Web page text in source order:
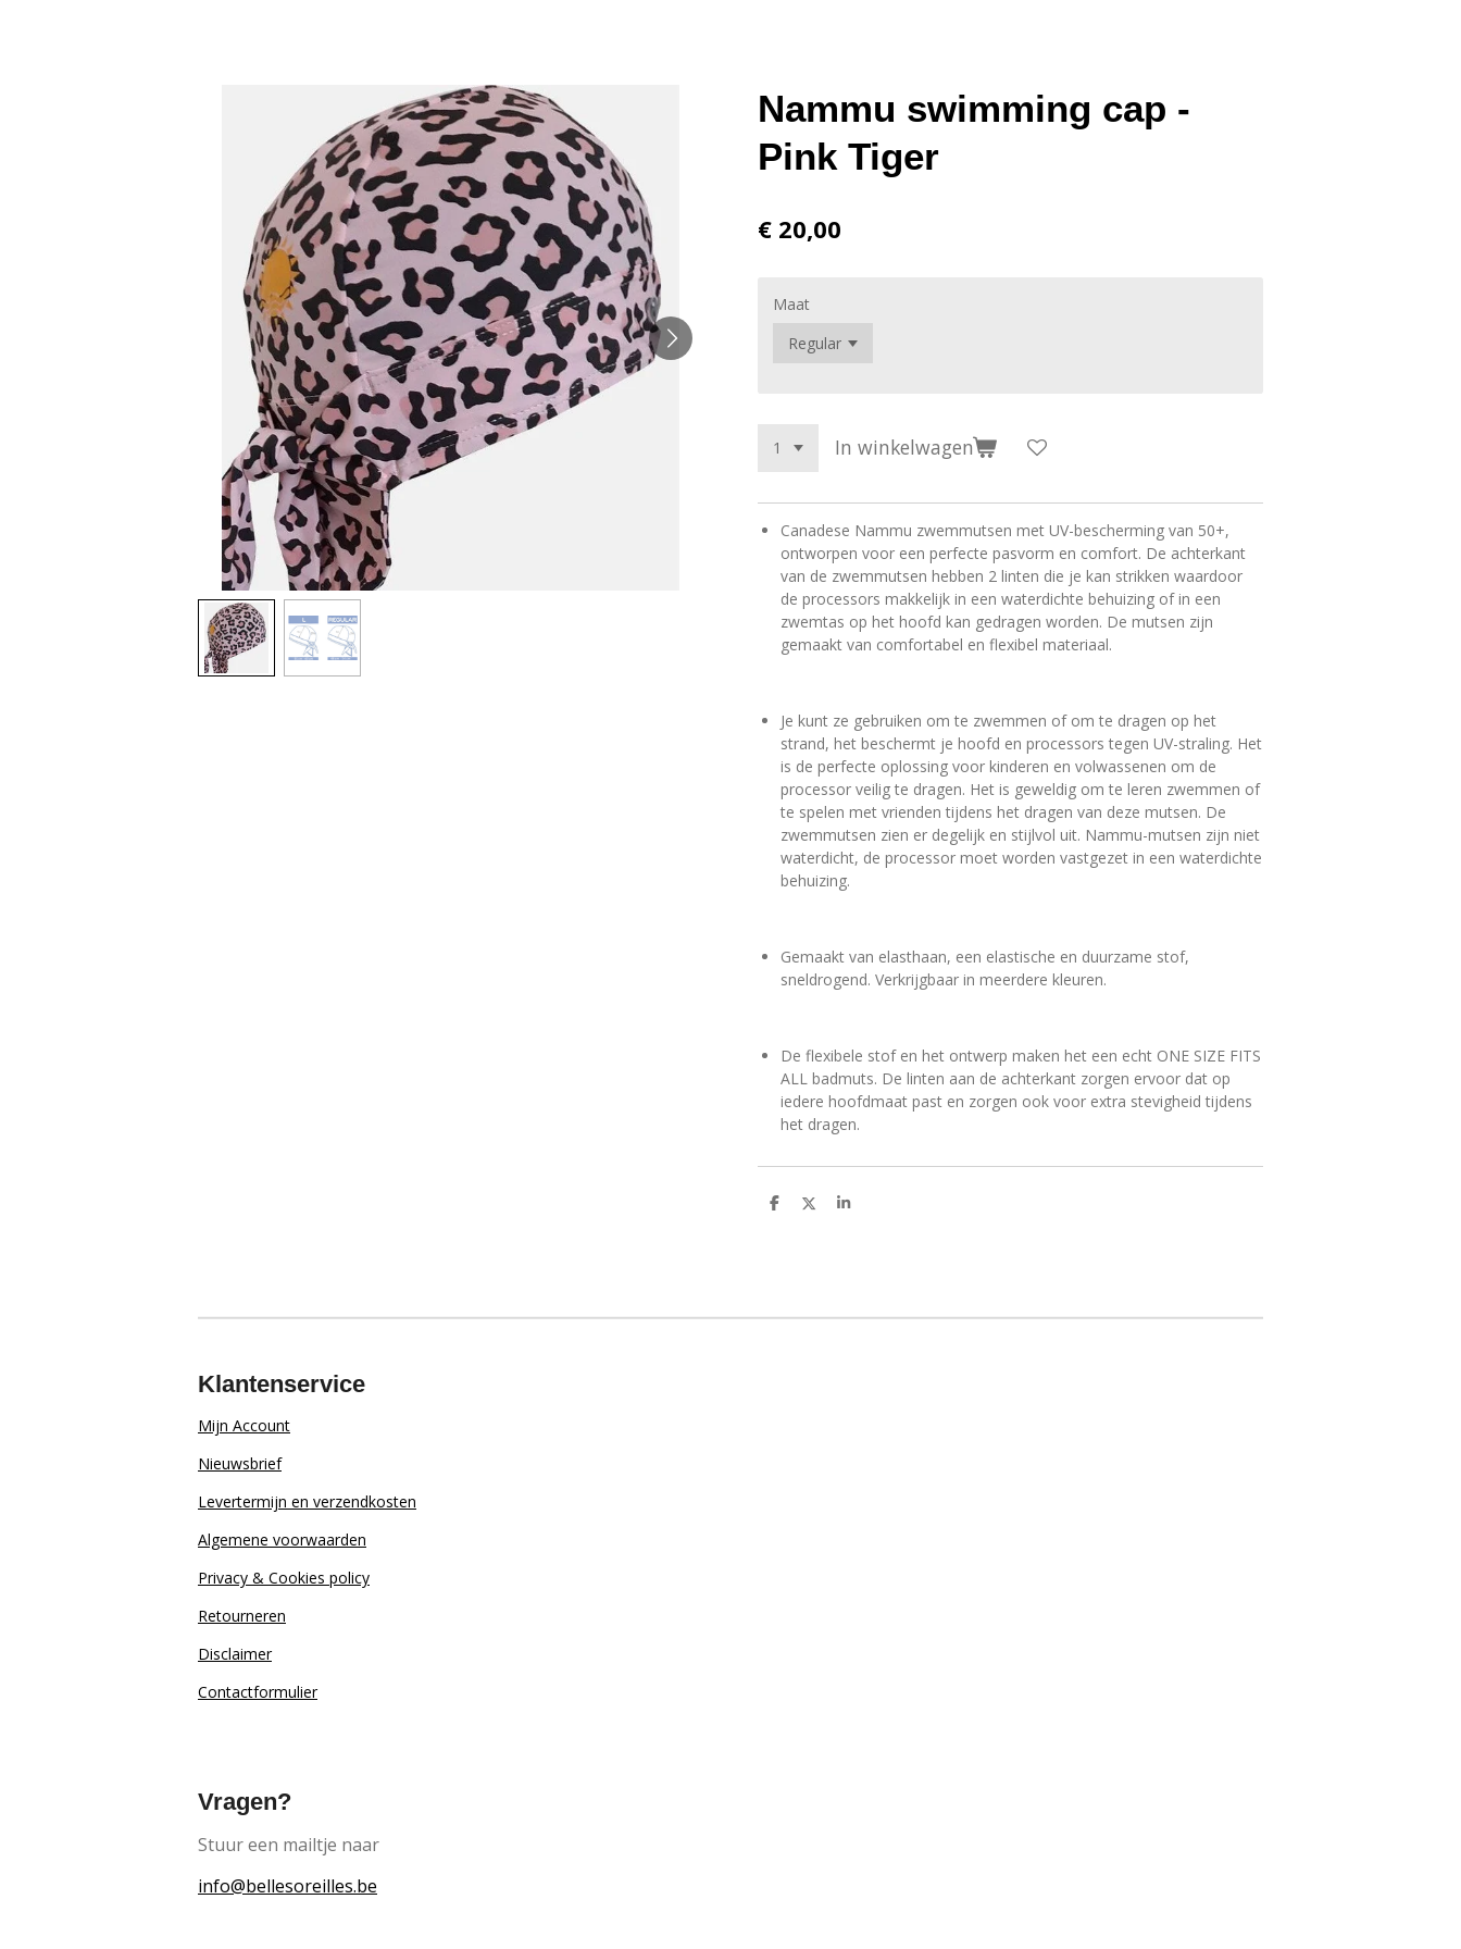
Nammu swimming cap -
Pink Tiger
€ 20,00
Maat
In winkelwagen
Canadese Nammu zwemmutsen met UV-bescherming van 50+,
ontworpen voor een perfecte pasvorm en comfort. De achterkant
van de zwemmutsen hebben 2 linten die je kan strikken waardoor
de processors makkelijk in een waterdichte behuizing of in een
zwemtas op het hoofd kan gedragen worden. De mutsen zijn
gemaakt van comfortabel en flexibel materiaal.
Je kunt ze gebruiken om te zwemmen of om te dragen op het
strand, het beschermt je hoofd en processors tegen UV-straling. Het
is de perfecte oplossing voor kinderen en volwassenen om de
processor veilig te dragen. Het is geweldig om te leren zwemmen of
te spelen met vrienden tijdens het dragen van deze mutsen. De
zwemmutsen zien er degelijk en stijlvol uit. Nammu-mutsen zijn niet
waterdicht, de processor moet worden vastgezet in een waterdichte
behuizing.
Gemaakt van elasthaan, een elastische en duurzame stof,
sneldrogend. Verkrijgbaar in meerdere kleuren.
De flexibele stof en het ontwerp maken het een echt ONE SIZE FITS
ALL badmuts. De linten aan de achterkant zorgen ervoor dat op
iedere hoofdmaat past en zorgen ook voor extra stevigheid tijdens
het dragen.
D
D
S
Klantenservice
Mijn Account
Nieuwsbrief
Levertermijn en verzendkosten
Algemene voorwaarden
Privacy & Cookies policy
Retourneren
Disclaimer
Contactformulier
Vragen?
Stuur een mailtje naar
info@bellesoreilles.be